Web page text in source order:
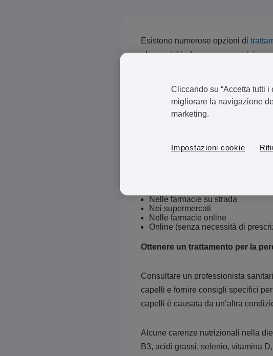
Esistono numerose opzioni di
alcune richiedono una prescrizione
ricetta medica, ad esempio in
Puoi trovare trattamenti per la
Nelle farmacie su strada
Nei supermercati
Nelle farmacie online
Online (senza necessità di
Ottenere un trattamento per la
Consultare un professionista
capelli e fornire consigli specifici
capelli è causata da un’altra
Alcune carenze nutrizionali nella
B3, acidi grassi, selenio, vitamina
Cliccando su “Accetta tutti
migliorare la navigazione
marketing.
Impostazioni cookie